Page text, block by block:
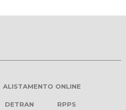
ALISTAMENTO ONLINE
DETRAN RPPS